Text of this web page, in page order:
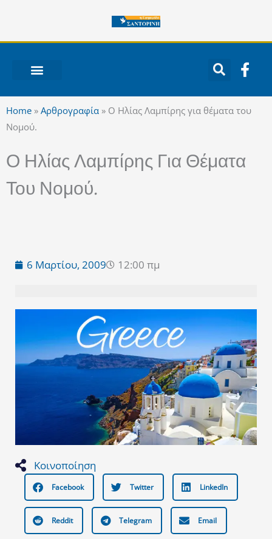
περιεχόμενο
F
a
e
b
k
Home » Αρθρογραφία » Ο Ηλίας Λαμπίρης για θέματα του
Νομού.
Ο Ηλίας Λαμπίρης Για Θέματα
Του Νομού.
6 Μαρτίου, 2009 12:00 πμ
Κοινοποίηση
Facebook Twitter LinkedIn
Reddit Telegram Email